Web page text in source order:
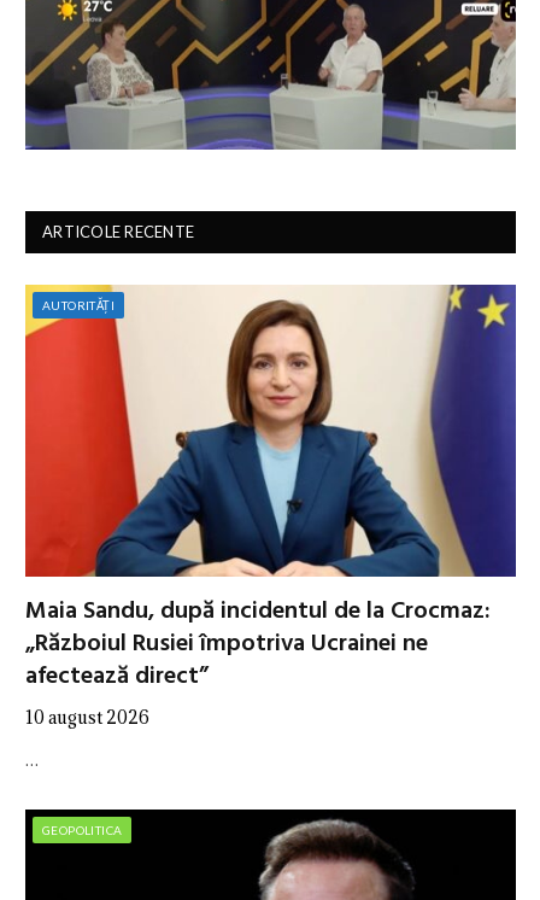
ARTICOLE RECENTE
AUTORITĂȚI
Maia Sandu, după incidentul de la Crocmaz:
„Războiul Rusiei împotriva Ucrainei ne
afectează direct”
10 august 2026
…
GEOPOLITICA